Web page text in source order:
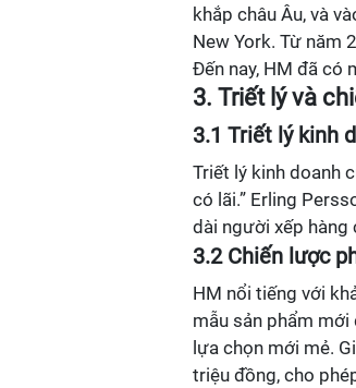
khắp châu Âu, và
New York. Từ năm
Đến nay, HM đã có
3. Triết lý và
3.1 Triết lý kinh
Triết lý kinh doanh
có lãi.” Erling
dài người xếp hàng
3.2 Chiến lược
HM nổi tiếng với
mẫu sản phẩm
lựa chọn mới mẻ.
triệu đồng, cho